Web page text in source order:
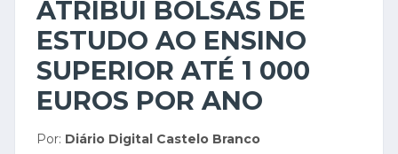
ATRIBUI BOLSAS DE
ESTUDO AO ENSINO
SUPERIOR ATÉ 1 000
EUROS POR ANO
Por: Diário Digital Castelo Branco